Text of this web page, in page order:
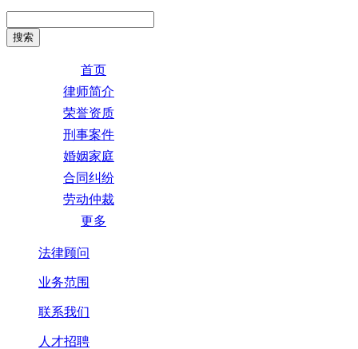
首页
律师简介
荣誉资质
刑事案件
婚姻家庭
合同纠纷
劳动仲裁
更多
法律顾问
业务范围
联系我们
人才招聘